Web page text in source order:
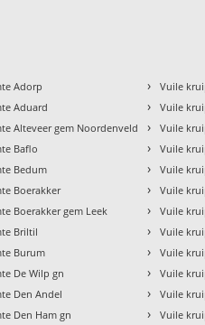
Adorp
Aduard
Alteveer gem Noordenveld
Baflo
Bedum
Boerakker
Boerakker gem Leek
Briltil
Burum
De Wilp gn
Den Andel
Den Ham gn
› Vuile
› Vuile
› Vuile
› Vuile
› Vuile
› Vuile
› Vuile
› Vuile
› Vuile
› Vuile
› Vuile
› Vuile